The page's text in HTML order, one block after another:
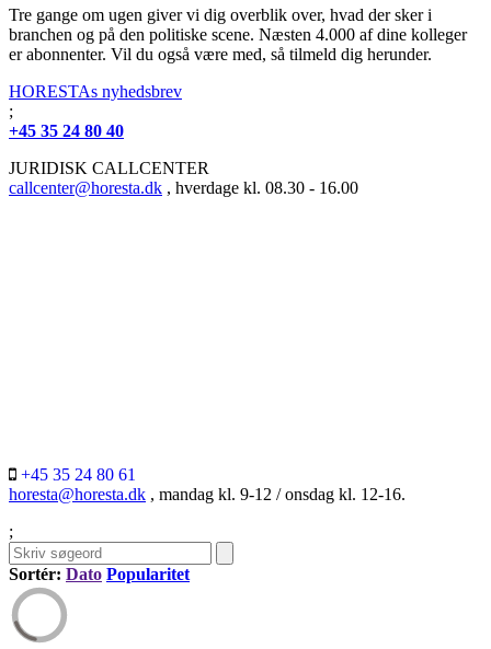
Tre gange om ugen giver vi dig overblik over, hvad der sker i
branchen og på den politiske scene. Næsten 4.000 af dine kolleger
er abonnenter. Vil du også være med, så tilmeld dig herunder.
HORESTAs nyhedsbrev
;
+45 35 24 80 40
JURIDISK CALLCENTER
callcenter@horesta.dk , hverdage kl. 08.30 - 16.00
+45 35 24 80 61
horesta@horesta.dk , mandag kl. 9-12 / onsdag kl. 12-16.
;
Sortér: Dato Popularitet